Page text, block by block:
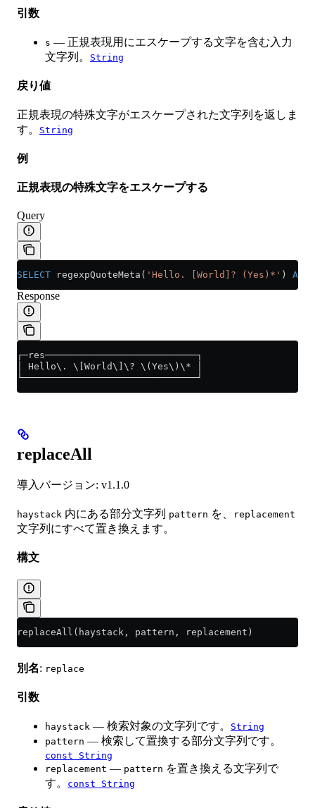
引数
s — 正規表現用にエスケープする文字を含む入力
文字列。
String
戻り値
正規表現の特殊文字がエスケープされた文字列を返しま
す。
String
例
正規表現の特殊文字をエスケープする
Query
SELECT regexpQuoteMeta( 'Hello. [World]? (Yes)*' ) AS
Response
┌─res───────────────────────────┐
│ Hello\. \[World\]\? \(Yes\)\* │
└───────────────────────────────┘
replaceAll
導入バージョン: v1.1.0
haystack 内にある部分文字列 pattern を、 replacement
文字列にすべて置き換えます。
構文
replaceAll(haystack, pattern, replacement)
別名: replace
引数
haystack — 検索対象の文字列です。
String
pattern — 検索して置換する部分文字列です。
const String
replacement — pattern を置き換える文字列で
す。
const String